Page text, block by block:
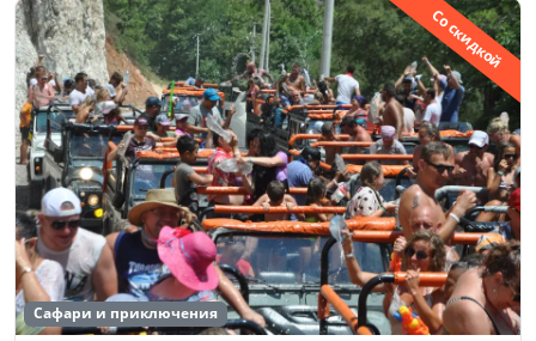
Со скидкой
Сафари и приключения